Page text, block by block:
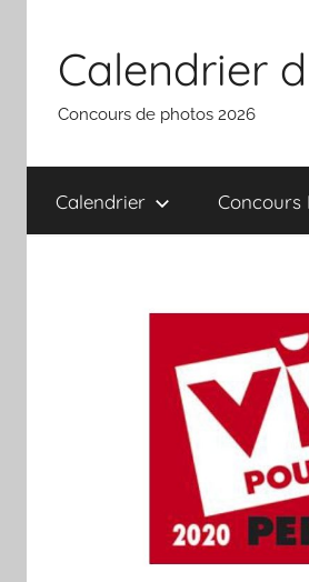
contenu
Calendrier
Concours de photos 2026
Calendrier Concours